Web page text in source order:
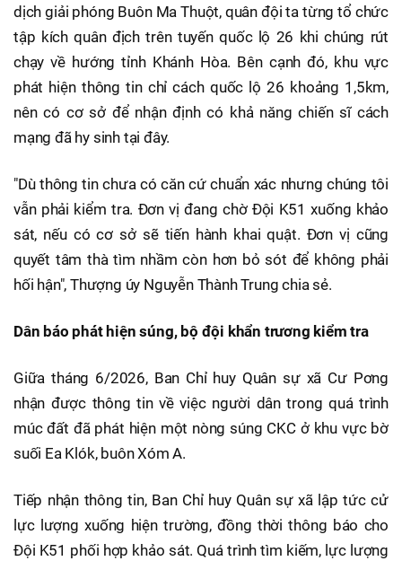
dịch giải phóng Buôn Ma Thuột, quân đội ta từng tổ chức
tập kích quân địch trên tuyến quốc lộ 26 khi chúng rút
chạy về hướng tỉnh Khánh Hòa. Bên cạnh đó, khu vực
phát hiện thông tin chỉ cách quốc lộ 26 khoảng 1,5km,
nên có cơ sở để nhận định có khả năng chiến sĩ cách
mạng đã hy sinh tại đây.
"Dù thông tin chưa có căn cứ chuẩn xác nhưng chúng tôi
vẫn phải kiểm tra. Đơn vị đang chờ Đội K51 xuống khảo
sát, nếu có cơ sở sẽ tiến hành khai quật. Đơn vị cũng
quyết tâm thà tìm nhầm còn hơn bỏ sót để không phải
hối hận", Thượng úy Nguyễn Thành Trung chia sẻ.
Dân báo phát hiện súng, bộ đội khẩn trương kiểm tra
Giữa tháng 6/2026, Ban Chỉ huy Quân sự xã Cư Pơng
nhận được thông tin về việc người dân trong quá trình
múc đất đã phát hiện một nòng súng CKC ở khu vực bờ
suối Ea Klók, buôn Xóm A.
Tiếp nhận thông tin, Ban Chỉ huy Quân sự xã lập tức cử
lực lượng xuống hiện trường, đồng thời thông báo cho
Đội K51 phối hợp khảo sát. Quá trình tìm kiếm, lực lượng